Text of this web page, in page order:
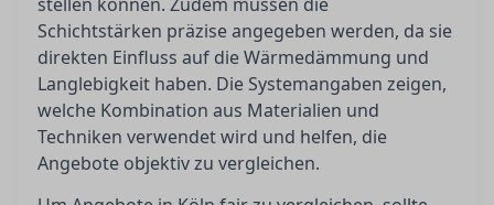
Schichtstärken präzise angegeben werden, da sie
direkten Einfluss auf die Wärmedämmung und
Langlebigkeit haben. Die Systemangaben zeigen,
welche Kombination aus Materialien und
Techniken verwendet wird und helfen, die
Angebote objektiv zu vergleichen.